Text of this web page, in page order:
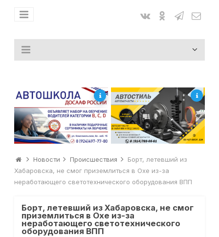
Новости Происшествия
Борт, летевший из
Хабаровска, не смог приземлиться в Охе из-за
неработающего светотехнического оборудования ВПП
Борт, летевший из Хабаровска, не смог
приземлиться в Охе из-за
неработающего светотехнического
оборудования ВПП